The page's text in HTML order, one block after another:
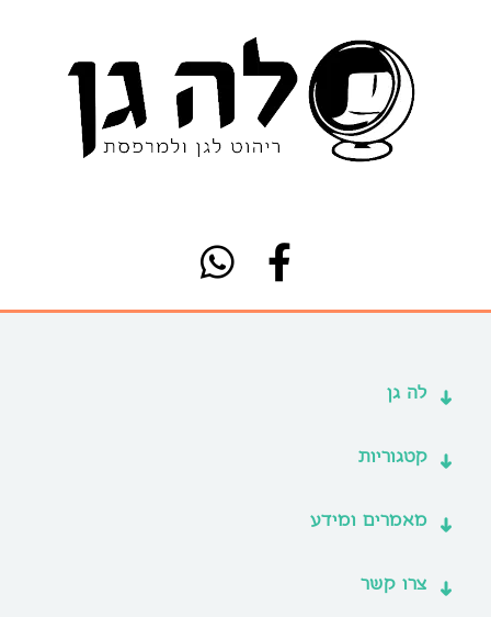
לה גן
קטגוריות
מאמרים ומידע
צרו קשר